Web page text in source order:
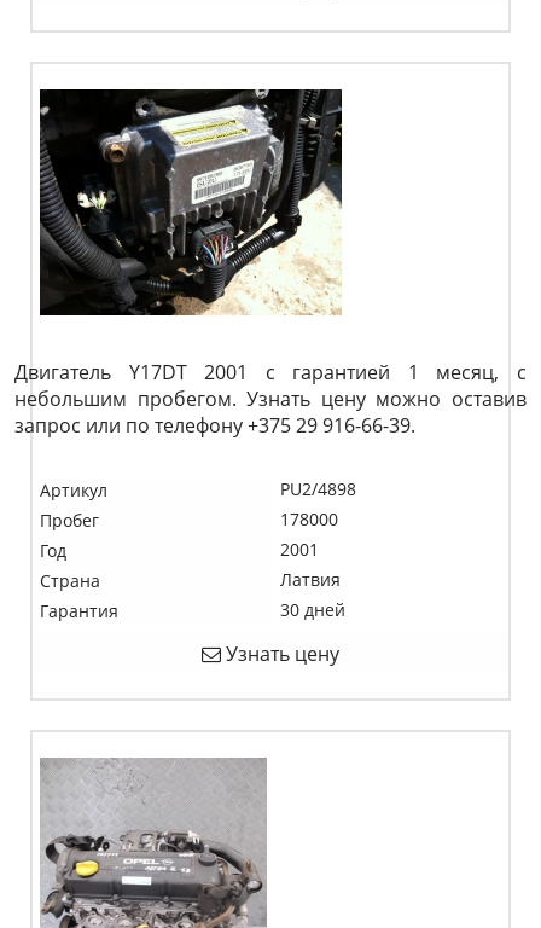
Двигатель Y17DT 2001 с гарантией 1 месяц, с
небольшим пробегом. Узнать цену можно оставив
запрос или по телефону +375 29 916-66-39.
Артикул
PU2/4898
Пробег
178000
Год
2001
Страна
Латвия
Гарантия
30 дней
Узнать цену